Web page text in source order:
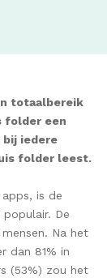
totaalbereik
folder een
iedere
folder leest.
is de
De
Na het
dan 81% in
(53%) zou het